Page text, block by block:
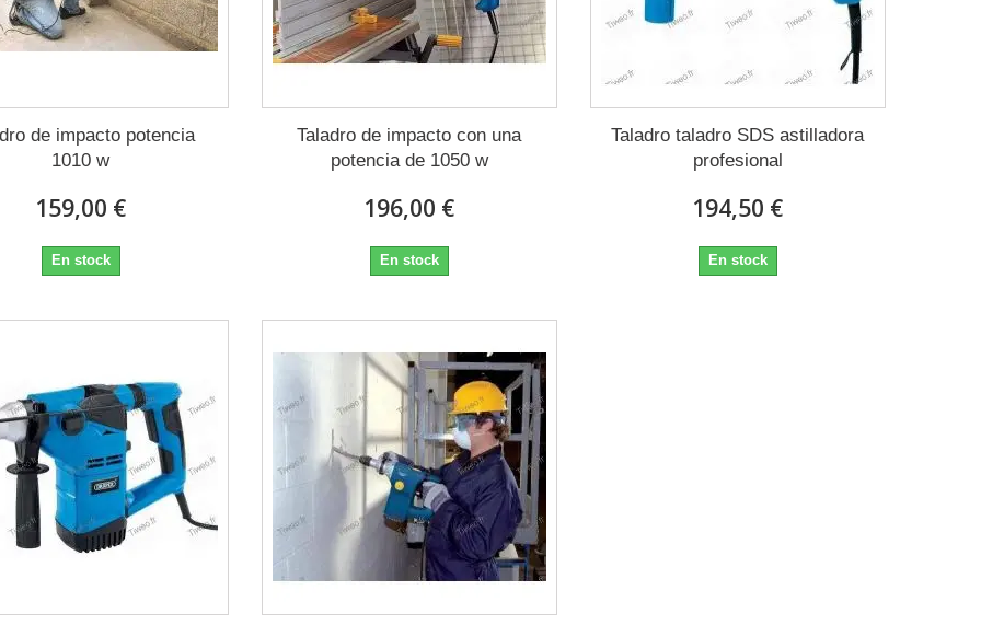
de impacto potencia
1010 w
159,00 €
En stock
Taladro de impacto con una
potencia de 1050 w
196,00 €
En stock
Taladro taladro SDS astilladora
profesional
194,50 €
En stock